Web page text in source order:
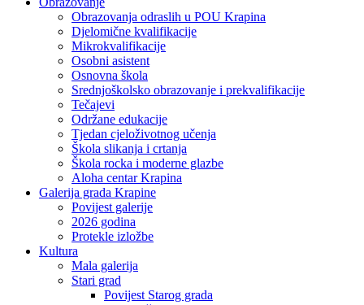
Obrazovanja odraslih u POU Krapina
Djelomične kvalifikacije
Mikrokvalifikacije
Osobni asistent
Osnovna škola
Srednjoškolsko obrazovanje i prekvalifikacije
Tečajevi
Održane edukacije
Tjedan cjeloživotnog učenja
Škola slikanja i crtanja
Škola rocka i moderne glazbe
Aloha centar Krapina
Galerija grada Krapine
Povijest galerije
2026 godina
Protekle izložbe
Kultura
Mala galerija
Stari grad
Povijest Starog grada